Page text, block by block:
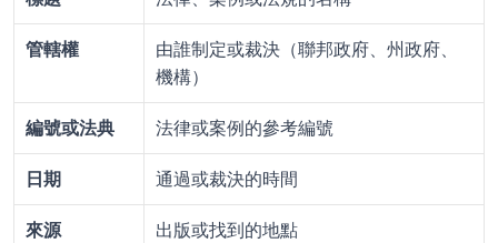
管轄權
由誰制定或裁決（聯邦政府、州政府、
機構）
編號或法典 法律或案例的參考編號
日期 通過或裁決的時間
來源 出版或找到的地點